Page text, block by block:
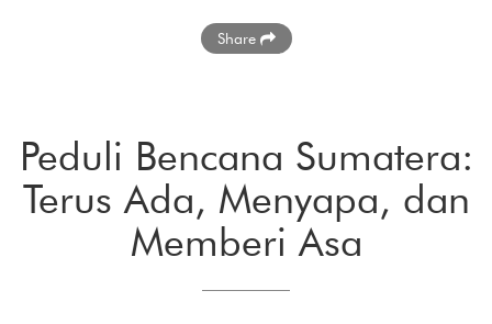
Share
Peduli Bencana Sumatera:
Terus Ada, Menyapa, dan
Memberi Asa